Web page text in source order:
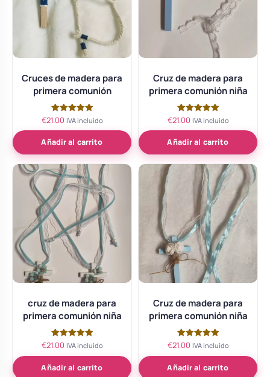
Cruces de madera para
primera comunión
Valorado
de 5
€21.00 IVA incluido
Añadir al carrito
Cruz de madera para
primera comunión niña
Valorado
de 5
€21.00 IVA incluido
Añadir al carrito
cruz de madera para
primera comunión niña
Valorado
5.00
de 5
€21.00 IVA incluido
Añadir al carrito
Cruz de madera para
primera comunión niña
Valorado
5.00
de 5
€21.00 IVA incluido
Añadir al carrito